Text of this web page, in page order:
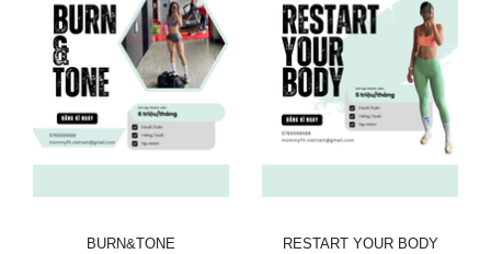
BURN&TONE RESTART YOUR BODY